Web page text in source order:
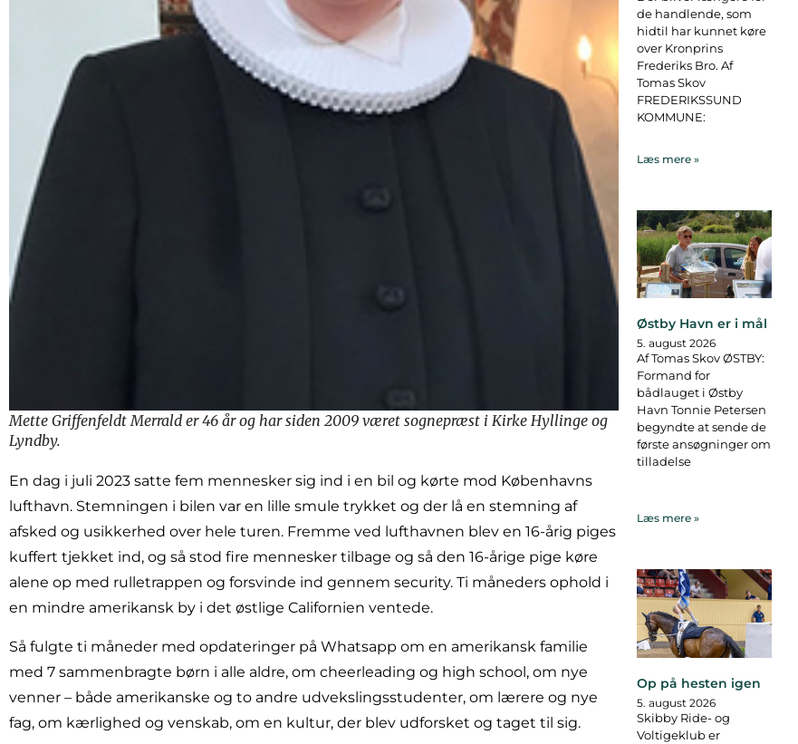
Mette Griffenfeldt Merrald er 46 år og har siden 2009 været sognepræst i Kirke Hyllinge og
Lyndby.
En dag i juli 2023 satte fem mennesker sig ind i en bil og kørte mod Københavns
lufthavn. Stemningen i bilen var en lille smule trykket og der lå en stemning af
afsked og usikkerhed over hele turen. Fremme ved lufthavnen blev en 16-årig piges
kuffert tjekket ind, og så stod fire mennesker tilbage og så den 16-årige pige køre
alene op med rulletrappen og forsvinde ind gennem security. Ti måneders ophold i
en mindre amerikansk by i det østlige Californien ventede.
Så fulgte ti måneder med opdateringer på Whatsapp om en amerikansk familie
med 7 sammenbragte børn i alle aldre, om cheerleading og high school, om nye
venner – både amerikanske og to andre udvekslingsstudenter, om lærere og nye
fag, om kærlighed og venskab, om en kultur, der blev udforsket og taget til sig.
de handlende, som
hidtil har kunnet køre
over Kronprins
Frederiks Bro. Af
Tomas Skov
FREDERIKSSUND
KOMMUNE:
Læs mere »
Østby Havn er i mål
5. august 2026
Af Tomas Skov ØSTBY:
Formand for
bådlauget i Østby
Havn Tonnie Petersen
begyndte at sende de
første ansøgninger om
tilladelse
Læs mere »
Op på hesten igen
5. august 2026
Skibby Ride- og
Voltigeklub er